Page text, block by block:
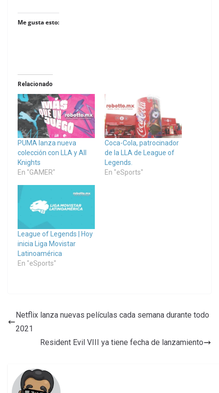
Me gusta esto:
Relacionado
PUMA lanza nueva
colección con LLA y All
Knights
En "GAMER"
Coca-Cola, patrocinador
de la LLA de League of
Legends.
En "eSports"
League of Legends | Hoy
inicia Liga Movistar
Latinoamérica
En "eSports"
Netflix lanza nuevas películas cada semana durante todo
2021
Resident Evil VIII ya tiene fecha de lanzamiento